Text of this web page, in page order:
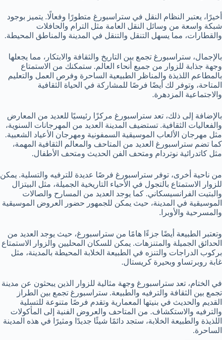
أخيرًا، يعتبر النظام النقل في ستراسبورغ متطورًا وفعالًا. يتميز بوجود
شبكة واسعة من وسائل النقل العامة مثل الترام والحافلات
والقطارات، مما يسهل التنقل والتنقل في المدينة والمناطق المحيطة.
بالإجمال، ستراسبورغ تجمع بين التاريخ والثقافة والابتكار، مما يجعلها
وجهة جذابة للزوار من جميع أنحاء العالم. ستمكنك من الاستمتاع
بالمطاعم اللذيذة والمناظر الطبيعية الساحرة وفرص العمل والتعليم
المتاحة، وتوفر لك أيضًا فرصًا للمشاركة في الحياة الثقافية
والاجتماعية المزدهرة.
بالإضافة إلى ذلك، تعد ستراسبورغ مركزًا رئيسيًا للعديد من المعارض
والفعاليات الثقافية. تستضيف المدينة العديد من المهرجانات السنوية،
مثل مهرجان الألعاب الموسيقية السمفونية ومهرجان الأعياد الشعبية.
كما تضم ستراسبورغ العديد من المتاحف والمعالم الثقافية المهمة،
مثل كاتدرائية نوتردام ومتحف الفن الحديث ومتحف الأطفال.
من ناحية أخرى، توفر ستراسبورغ فرصًا عديدة للترفيه والتسلية. يمكن
للزوار الاستمتاع بالتجول في الأحياء التاريخية الجميلة، مثل البيتزال
والبتيت الفرانسيسكاني. كما يوجد العديد من المسارح والصالات
الموسيقية في المدينة، حيث يمكن للجمهور حضور العروض الموسيقية
والمسرحية والأوبرا.
وتعتبر الطبيعة أيضًا جزءًا هامًا من ستراسبورغ، حيث يوجد العديد من
الحدائق الجميلة والمتنزهات. يمكن للسكان المحليين والزوار الاستمتاع
بركوب الدراجات والتنزه في الطبيعة الخلابة المحيطة بالمدينة، مثل
غابة روبرتساو وبحيرة كريستال.
في الختام، تعد ستراسبورغ وجهة مثالية للزوار الذين يبحثون عن مدينة
تجمع بين الثقافة والترفيه والطبيعة. ستراسبورغ تجمع بين الطراز
القديم والحديث في بنيتها المعمارية وتقدم فرصًا متنوعة للتسلية
والترفيه والاستكشاف. من المتاحف والعروض الفنية إلى المأكولات
اللذيذة والطبيعة الخلابة، ستجد دائمًا شيئًا جديدًا ومثيرًا في هذه المدينة
الساحرة.